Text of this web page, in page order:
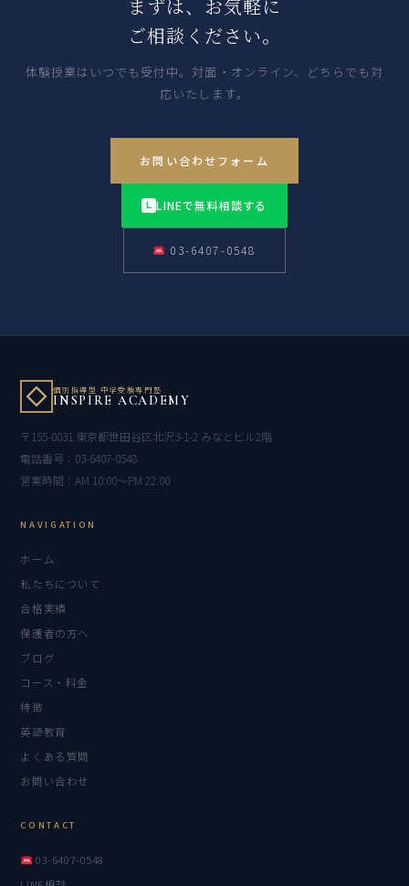
まずは、お気軽に
ご相談ください。
体験授業はいつでも受付中。対面・オンライン、どちらでも対
応いたします。
お問い合わせフォーム
L LINEで無料相談する
03-6407-0548
個別指導型 中学受験専門塾
INSPIRE ACADEMY
〒155-0031 東京都世田谷区北沢3-1-2 みなとビル2階
電話番号：03-6407-0548
営業時間：AM 10:00〜PM 22:00
NAVIGATION
ホーム
私たちについて
合格実績
保護者の方へ
ブログ
コース・料金
特徴
英語教育
よくある質問
お問い合わせ
CONTACT
03-6407-0548